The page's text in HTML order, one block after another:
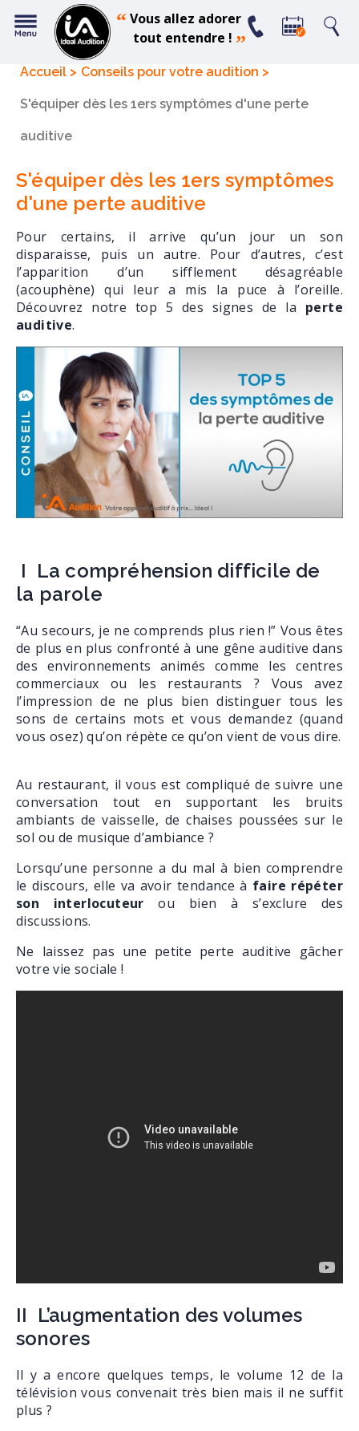
“Vous allez adorer
tout entendre ! ”
Accueil Conseils pour votre audition
S'équiper dès les 1ers symptômes d'une perte
auditive
S'équiper dès les 1ers symptômes
d'une perte auditive
Pour certains, il arrive qu’un jour un son
disparaisse, puis un autre. Pour d’autres, c’est
l’apparition d’un sifflement désagréable
(acouphène) qui leur a mis la puce à l’oreille.
Découvrez notre top 5 des signes de la perte
auditive.
I La compréhension difficile de
la parole
“Au secours, je ne comprends plus rien !” Vous êtes
de plus en plus confronté à une gêne auditive dans
des environnements animés comme les centres
commerciaux ou les restaurants ? Vous avez
l’impression de ne plus bien distinguer tous les
sons de certains mots et vous demandez (quand
vous osez) qu’on répète ce qu’on vient de vous dire.
Au restaurant, il vous est compliqué de suivre une
conversation tout en supportant les bruits
ambiants de vaisselle, de chaises poussées sur le
sol ou de musique d’ambiance ?
Lorsqu’une personne a du mal à bien comprendre
le discours, elle va avoir tendance à faire répéter
son interlocuteurou bien à s’exclure des
discussions.
Ne laissez pas une petite perte auditive gâcher
votre vie sociale !
II L’augmentation des volumes
sonores
Il y a encore quelques temps, le volume 12 de la
télévision vous convenait très bien mais il ne suffit
plus ?